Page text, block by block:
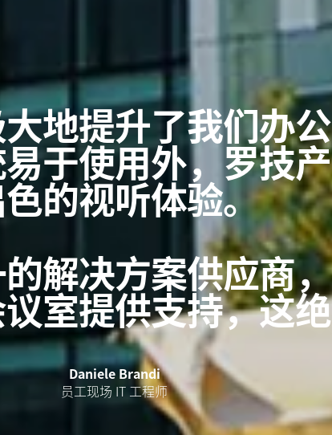
地提升了我们办
于使用外，罗技
的视听体验。
解决方案供应商
室提供支持，这
Daniele Brandi
员工现场 IT 工程师